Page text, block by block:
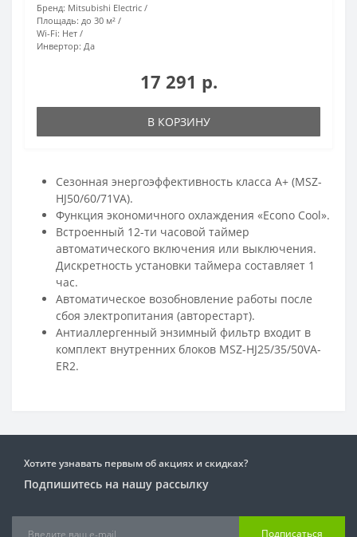
Бренд: Mitsubishi Electric
Площадь: до 30 м²
Wi-Fi: Нет
Инвертор: Да
17 291 р.
В КОРЗИНУ
Сезонная энергоэффективность класса А+ (MSZ-
HJ50/60/71VA).
Функция экономичного охлаждения «Econo Cool».
Встроенный 12-ти часовой таймер
автоматического включения или выключения.
Дискретность установки таймера составляет 1
час.
Автоматическое возобновление работы после
сбоя электропитания (авторестарт).
Антиаллергенный энзимный фильтр входит в
комплект внутренних блоков MSZ-HJ25/35/50VA-
ER2.
Хотите узнавать первым об акциях и скидках?
Подпишитесь на нашу рассылку
Подписаться